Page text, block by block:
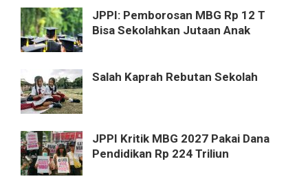
JPPI: Pemborosan MBG Rp 12 T
Bisa Sekolahkan Jutaan Anak
Salah Kaprah Rebutan Sekolah
JPPI Kritik MBG 2027 Pakai Dana
Pendidikan Rp 224 Triliun